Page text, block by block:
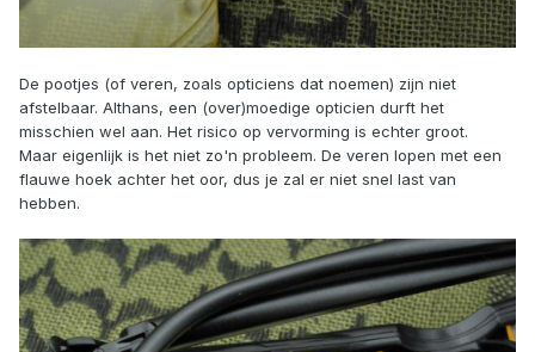
De pootjes (of veren, zoals opticiens dat noemen) zijn niet
afstelbaar. Althans, een (over)moedige opticien durft het
misschien wel aan. Het risico op vervorming is echter groot.
Maar eigenlijk is het niet zo'n probleem. De veren lopen met een
flauwe hoek achter het oor, dus je zal er niet snel last van
hebben.